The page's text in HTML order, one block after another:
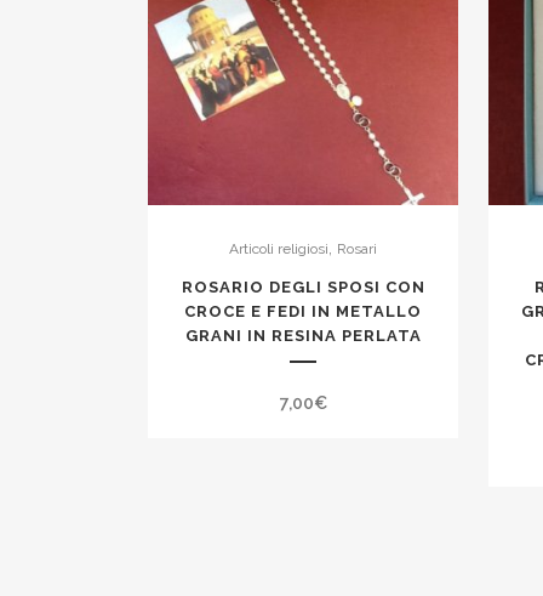
Articoli religiosi, Rosari
ROSARIO DEGLI SPOSI CON
CROCE E FEDI IN METALLO
GRANI IN RESINA PERLATA
7,00€